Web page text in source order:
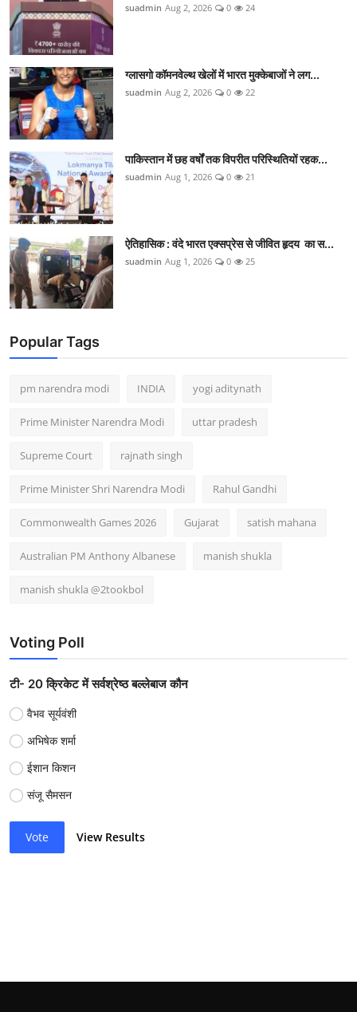
suadmin Aug 2, 2026 0 24
ग्लासगो कॉमनवेल्थ खेलों में भारत मुक्केबाजों ने लग...
suadmin Aug 2, 2026 0 22
पाकिस्तान में छह वर्षों तक विपरीत परिस्थितियों रहक...
suadmin Aug 1, 2026 0 21
ऐतिहासिक : वंदे भारत एक्सप्रेस से जीवित हृदय का स...
suadmin Aug 1, 2026 0 25
Popular Tags
pm narendra modi INDIA yogi aditynath
Prime Minister Narendra Modi uttar pradesh
Supreme Court rajnath singh
Prime Minister Shri Narendra Modi Rahul Gandhi
Commonwealth Games 2026 Gujarat satish mahana
Australian PM Anthony Albanese manish shukla
manish shukla @2tookbol
Voting Poll
टी- 20 क्रिकेट में सर्वश्रेष्ठ बल्लेबाज कौन
वैभव सूर्यवंशी
अभिषेक शर्मा
ईशान किशन
संजू सैमसन
Vote View Results